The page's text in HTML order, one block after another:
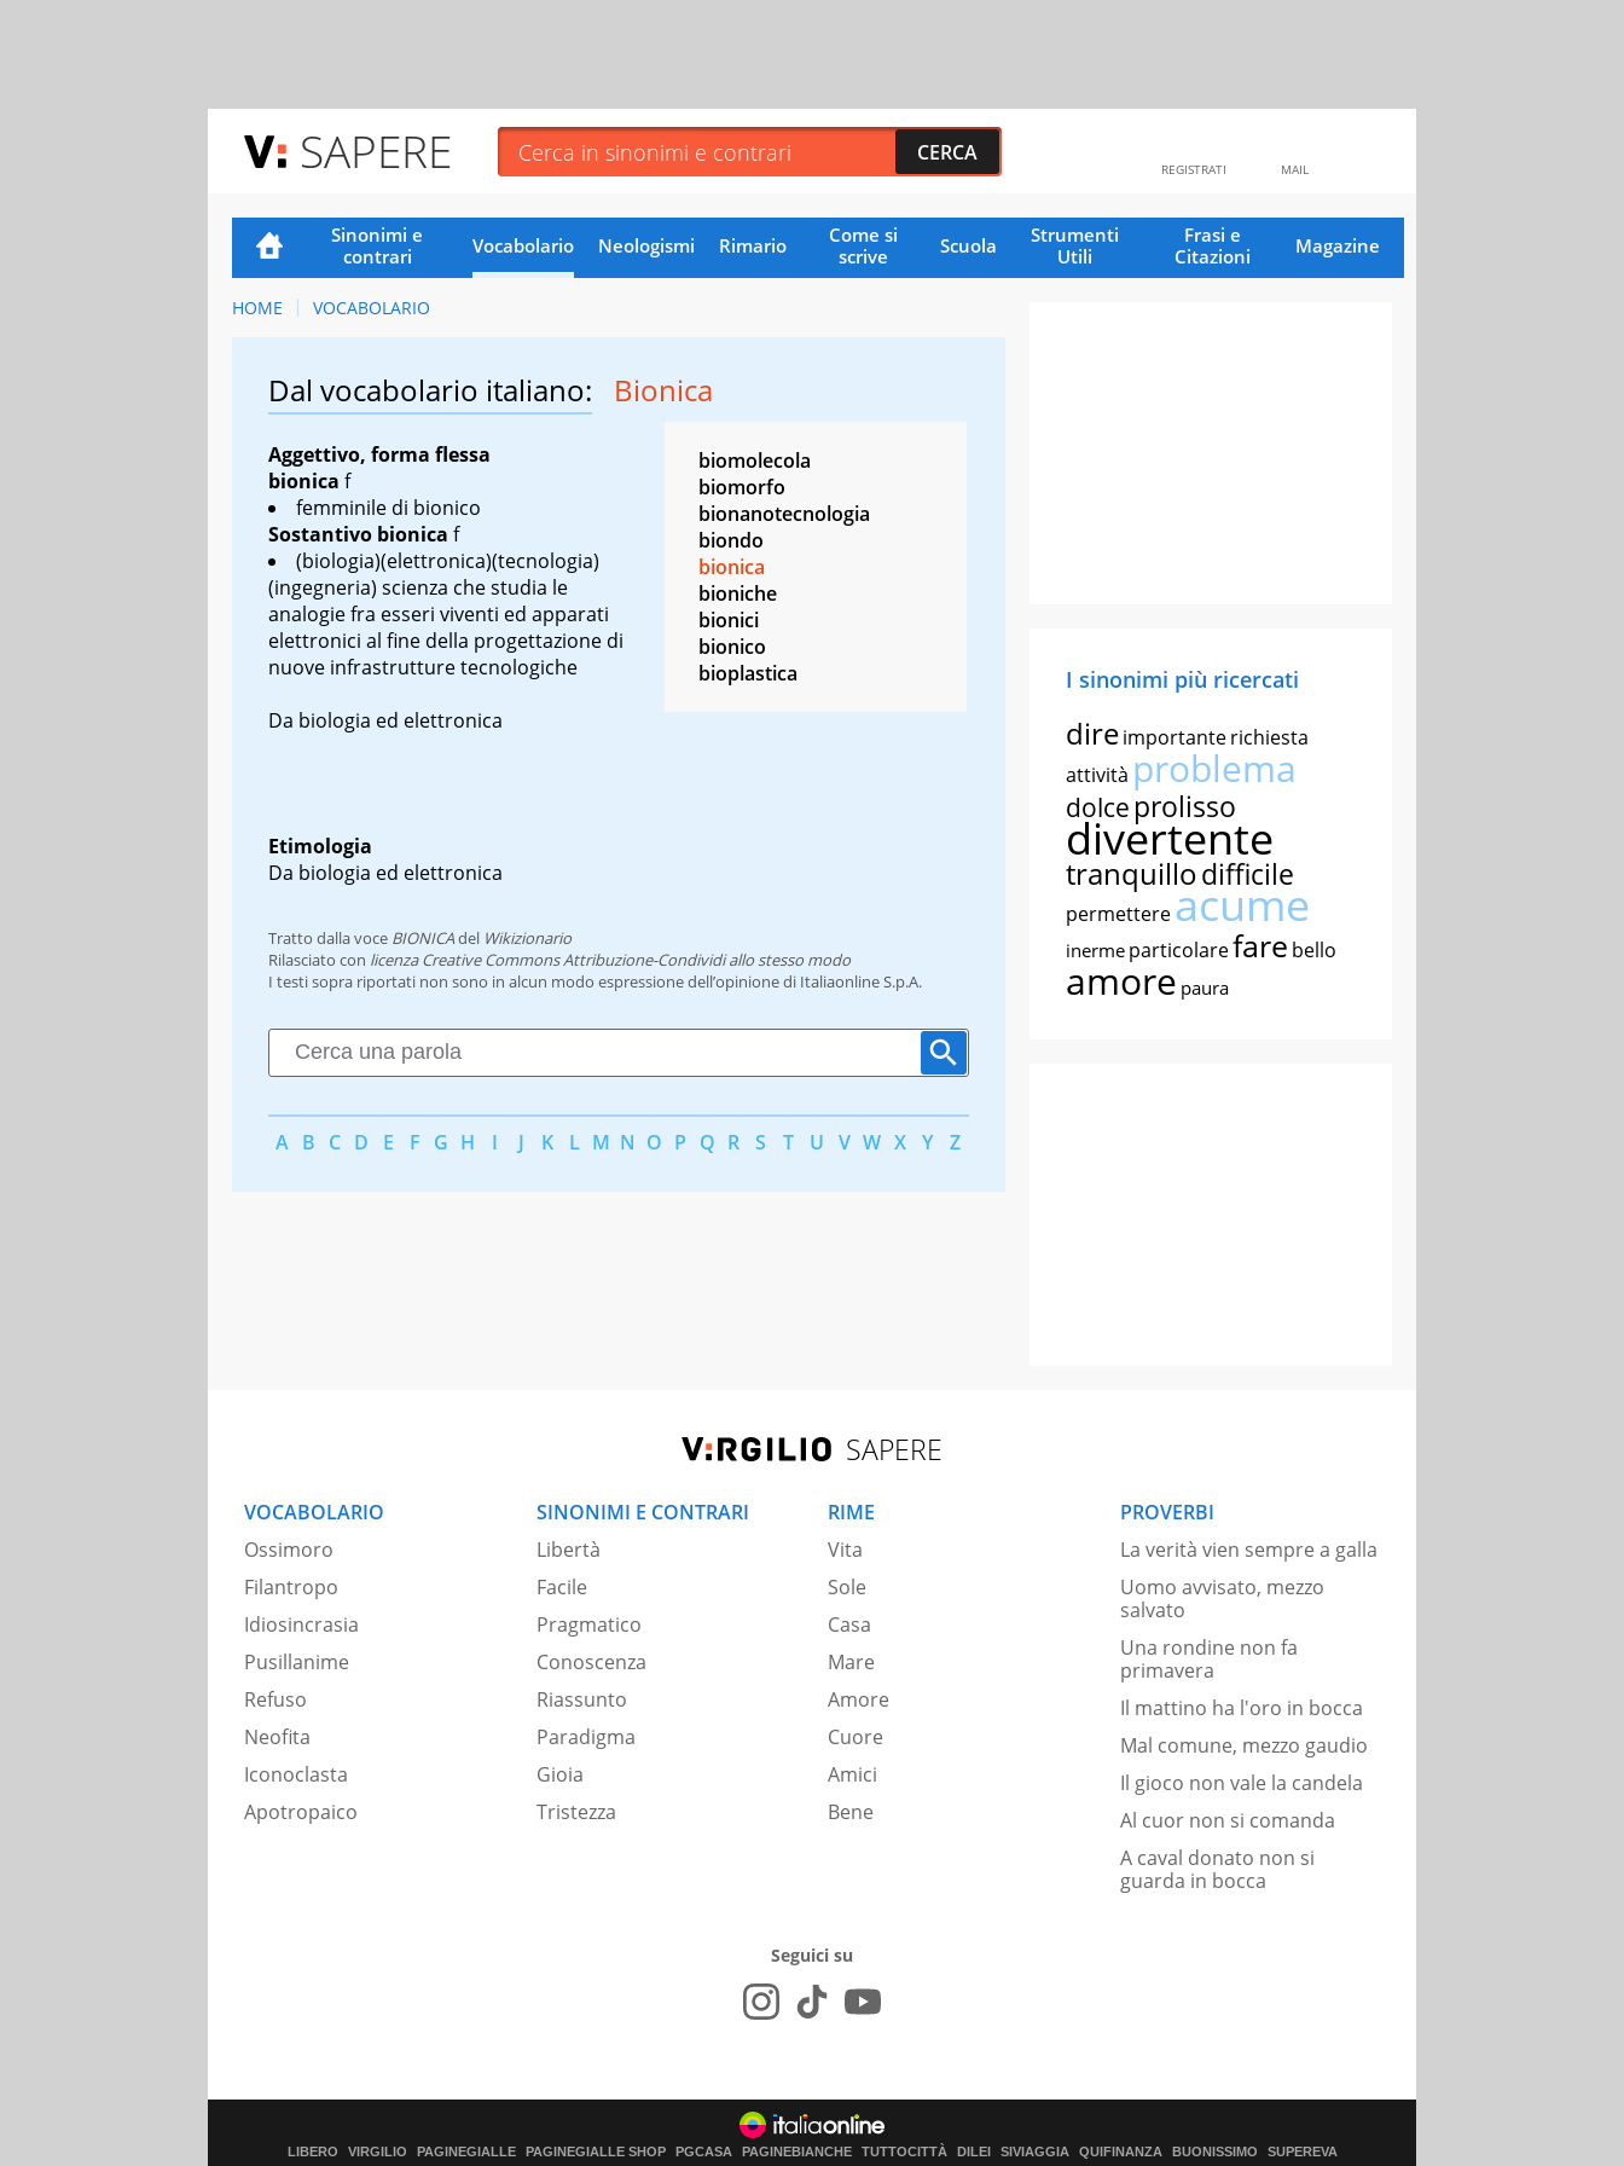
SAPERE MAIL
REGISTRATI
Sinonimi e
contrari
Vocabolario Neologismi Rimario
Come si
scrive
Scuola
Strumenti
Utili
Frasi e
Citazioni
Magazine
HOME VOCABOLARIO
Dal vocabolario italiano: Bionica
Aggettivo, forma flessa
bionica f
femminile di bionico
Sostantivo bionica f
(biologia)(elettronica)(tecnologia)
(ingegneria) scienza che studia le
analogie fra esseri viventi ed apparati
elettronici al fine della progettazione di
nuove infrastrutture tecnologiche
Da biologia ed elettronica
Etimologia
Da biologia ed elettronica
biomolecola
biomorfo
bionanotecnologia
biondo
bionica
bioniche
bionici
bionico
bioplastica
Tratto dalla voce BIONICAdel Wikizionario
Rilasciato con licenza Creative Commons Attribuzione-Condividi allo stesso modo
I testi sopra riportati non sono in alcun modo espressione dell’opinione di Italiaonline S.p.A.
A B C D E F G H I J K L M N O P Q R S T U V W X Y Z
I sinonimi più ricercati
direimportanterichiesta
attività problema
dolce prolisso
divertente
tranquillodifficile
permettereacume
inerme particolarefare bello
amore paura
SAPERE
VOCABOLARIO
Ossimoro
Filantropo
Idiosincrasia
Pusillanime
Refuso
Neofita
Iconoclasta
Apotropaico
SINONIMI E CONTRARI
Libertà
Facile
Pragmatico
Conoscenza
Riassunto
Paradigma
Gioia
Tristezza
RIME
Vita
Sole
Casa
Mare
Amore
Cuore
Amici
Bene
PROVERBI
La verità vien sempre a galla
Uomo avvisato, mezzo
salvato
Una rondine non fa
primavera
Il mattino ha l'oro in bocca
Mal comune, mezzo gaudio
Il gioco non vale la candela
Al cuor non si comanda
A caval donato non si
guarda in bocca
Seguici su
LIBERO VIRGILIO PAGINEGIALLE PAGINEGIALLE SHOP PGCASA PAGINEBIANCHE TUTTOCITTÀ DILEI SIVIAGGIA QUIFINANZA BUONISSIMO SUPEREVA